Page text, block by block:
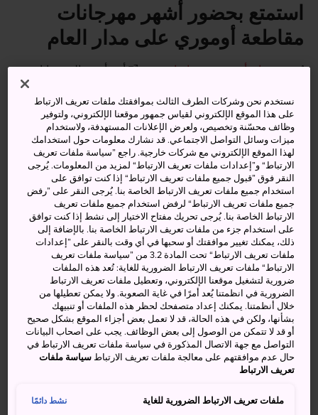
استمتع بحضور أشهر مهرجانات
مقاطعة أوموري على مدار العام
يُعدمهرجان أوموري نيبوتا ماتسوري
أحد أشهر المهرجانات
في اليابان، والفعالية الأشهر على الإطلاق في مقاطعة أوموري،
ويتميز باستعراض يضم فوانيس طائرة ضخمة تجوب الشوارع.
ويستقطب هذا المهرجان البديع ملايين الزائرين، ويقام كل عام
في الفترة من 2 إلى 7 أغسطس/آب. فإذا لم تتمكن من حضور
المهرجان، يمكنك زيارة متحف نيبوتا للاستمتاع بمشاهدة معالم
هذا المهرجان في أي وقت من العام.
أنشطة ومعالم رائعة
مشاهدة عربات نيبوتا المفصَّلة بدقة
التعرف على تاريخ المهرجان الذي يرجع إلى 300 عام
المشاركة في استعراضات رقص مهرجان نيبوتا
(هانيتو) وقرع طبول التايكو
كيفية الوصول
نستخدم نحن وشركات الطرف الثالث بموافقتك ملفات تعريف الارتباط
على هذا الموقع الإلكتروني لقياس جمهور موقعنا الإلكتروني، ولتوفير
وظائف محسّنة وتخصيص، ولعرض الإعلانات المستهدفة، ولاستخدام
ميزات وسائل التواصل الاجتماعي. قد نشارك معلومات حول استخدامك
لهذا الموقع الإلكتروني مع شركات خارجية. راجع ”سياسة ملفات تعريف
الارتباط“ و”إعدادات ملفات تعريف الارتباط“ لمزيد من المعلومات. يُرجى
النقر فوق ”قبول جميع ملفات تعريف الارتباط“ إذا كنت توافق على
استخدام جميع ملفات تعريف الارتباط الخاصة بنا. يُرجى النقر على ”رفض
جميع ملفات تعريف الارتباط“ لرفض استخدام جميع ملفات تعريف
الارتباط الخاصة بنا. يُرجى تحريك مفتاح الاختيار إلى نشط إذا كنت توافق
على استخدام جزء من ملفات تعريف الارتباط الخاصة بنا. بالإضافة إلى
ذلك، يمكنك تغيير موافقتك أو سحبها في أي وقت بالنقر على ”إعدادات
ملفات تعريف الارتباط“ تحت المادة 3.2 من ”سياسة ملفات تعريف
الارتباط“ ملفات تعريف الارتباط الضرورية للغاية: تُعد هذه الملفات
ضرورية لتشغيل موقعنا الإلكتروني، وتعطيل ملفات تعريف الارتباط
الضرورية في انظمتنا يُعد أمرًا في غاية الصعوبة. ولا يمكن تعطيلها من
خلال أنظمتنا. يمكنك إعداد متصفحك لحظر هذه الملفات أو تنبيهك
بشأنها، ولكن في هذه الحالة، قد لا تعمل بعض أجزاء الموقع بشكل صحيح
أو قد لا تتمكن من الوصول إلى بعض الوظائف. يجب على اصحاب البيانات
التواصل مع جهة الاتصال المذكورة في سياسة ملفات تعريف الارتباط في
حال عدم موافقتهم على معالجة ملفات تعريف الارتباطسياسة ملفات
تعريف الارتباط
ملفات تعريف الارتباط الضرورية للغاية نشط دائمًا